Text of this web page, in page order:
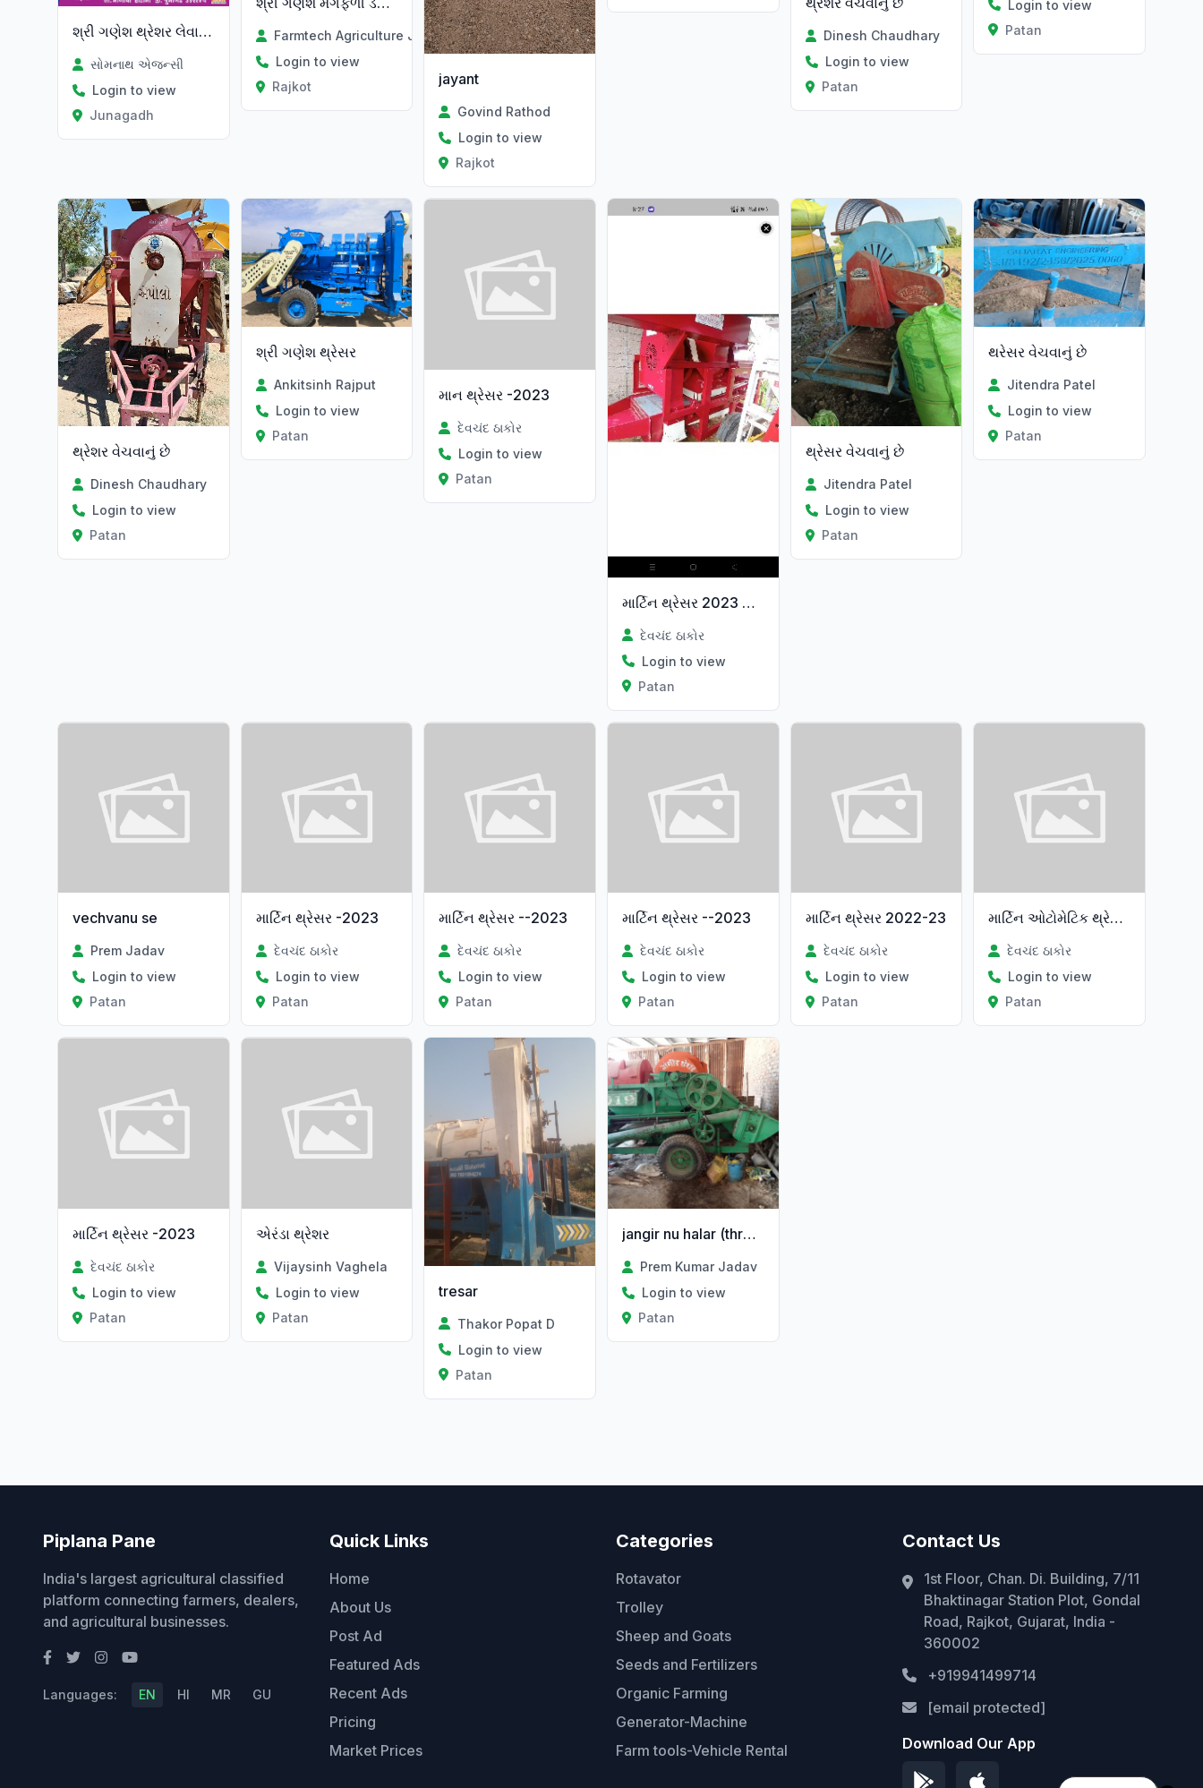
શ્રી ગણેશ થ્રેશર લેવા માટે મળો
સોમનાથ એજન્સી
Login to view
Junagadh
Farmtech Agriculture Jasdan
Login to view
Rajkot
jayant
Govind Rathod
Login to view
Rajkot
Dinesh Chaudhary
Login to view
Patan
Login to view
Patan
થ્રેશર વેચવાનું છે
Dinesh Chaudhary
Login to view
Patan
શ્રી ગણેશ થ્રેસર
Ankitsinh Rajput
Login to view
Patan
માન થ્રેસર -2023
દેવચંદ ઠાકોર
Login to view
Patan
માર્ટિન થ્રેસર 2023 કંપની કન્ડીશન
દેવચંદ ઠાકોર
Login to view
Patan
થ્રેસર વેચવાનું છે
Jitendra Patel
Login to view
Patan
થરેસર વેચવાનું છે
Jitendra Patel
Login to view
Patan
vechvanu se
Prem Jadav
Login to view
Patan
માર્ટિન થ્રેસર -2023
દેવચંદ ઠાકોર
Login to view
Patan
માર્ટિન થ્રેસર --2023
દેવચંદ ઠાકોર
Login to view
Patan
માર્ટિન થ્રેસર --2023
દેવચંદ ઠાકોર
Login to view
Patan
માર્ટિન થ્રેસર 2022-23
દેવચંદ ઠાકોર
Login to view
Patan
માર્ટિન ઓટોમેટિક થ્રેસર 2023
દેવચંદ ઠાકોર
Login to view
Patan
માર્ટિન થ્રેસર -2023
દેવચંદ ઠાકોર
Login to view
Patan
એરંડા થ્રેશર
Vijaysinh Vaghela
Login to view
Patan
tresar
Thakor Popat D
Login to view
Patan
jangir nu halar (thresar)
Prem Kumar Jadav
Login to view
Patan
Piplana Pane
India's largest agricultural classified
platform connecting farmers, dealers,
and agricultural businesses.
Languages: EN HI MR GU
Quick Links
Home
About Us
Post Ad
Featured Ads
Recent Ads
Pricing
Market Prices
Categories
Rotavator
Trolley
Sheep and Goats
Seeds and Fertilizers
Organic Farming
Generator-Machine
Farm tools-Vehicle Rental
Contact Us
1st Floor, Chan. Di. Building, 7/11
Bhaktinagar Station Plot, Gondal
Road, Rajkot, Gujarat, India -
360002
+919941499714
[email protected]
Download Our App